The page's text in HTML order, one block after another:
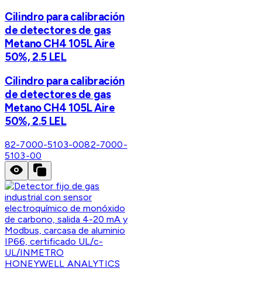
Cilindro para calibración
de detectores de gas
Metano CH4 105L Aire
50%, 2.5 LEL
Cilindro para calibración
de detectores de gas
Metano CH4 105L Aire
50%, 2.5 LEL
82-7000-5103-0082-7000-
5103-00
HONEYWELL ANALYTICS